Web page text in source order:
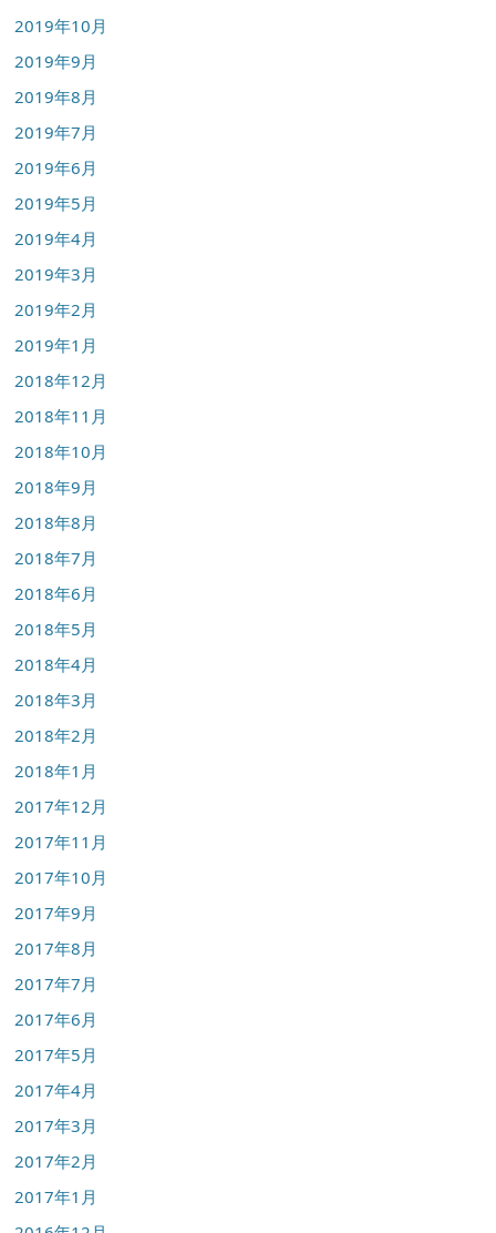
2019年10月
2019年9月
2019年8月
2019年7月
2019年6月
2019年5月
2019年4月
2019年3月
2019年2月
2019年1月
2018年12月
2018年11月
2018年10月
2018年9月
2018年8月
2018年7月
2018年6月
2018年5月
2018年4月
2018年3月
2018年2月
2018年1月
2017年12月
2017年11月
2017年10月
2017年9月
2017年8月
2017年7月
2017年6月
2017年5月
2017年4月
2017年3月
2017年2月
2017年1月